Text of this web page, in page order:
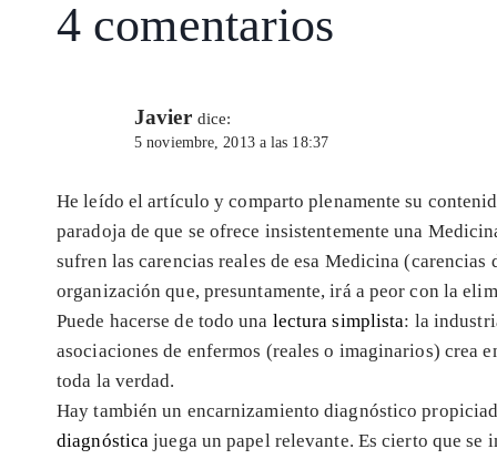
p
m o
n
4 comentarios
Javier dice:
5 noviembre, 2013 a las 18:37
He leído el artículo y comparto plenamente su
paradoja de que se ofrece insistentemente una
sufren las carencias reales de esa Medicina
organización que, presuntamente, irá a peor con la
Puede hacerse de todo una lectura simplista: la
asociaciones de enfermos (reales o imaginarios) crea
toda la verdad.
Hay también un encarnizamiento diagnóstico
diagnóstica juega un papel relevante. Es cierto que se